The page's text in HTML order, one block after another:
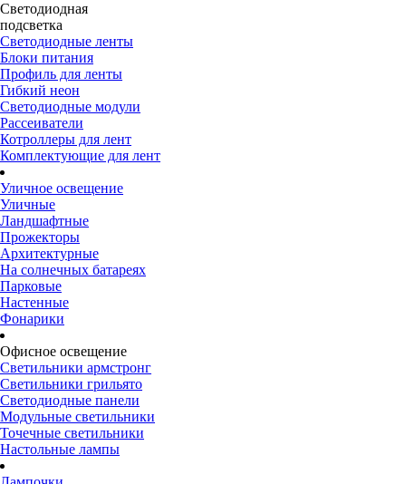
Светодиодная
подсветка
Светодиодные ленты
Блоки питания
Профиль для ленты
Гибкий неон
Светодиодные модули
Рассеиватели
Котроллеры для лент
Комплектующие для лент
Уличное освещение
Уличные
Ландшафтные
Прожекторы
Архитектурные
На солнечных батареях
Парковые
Настенные
Фонарики
Офисное освещение
Светильники армстронг
Светильники грильято
Светодиодные панели
Модульные светильники
Точечные светильники
Настольные лампы